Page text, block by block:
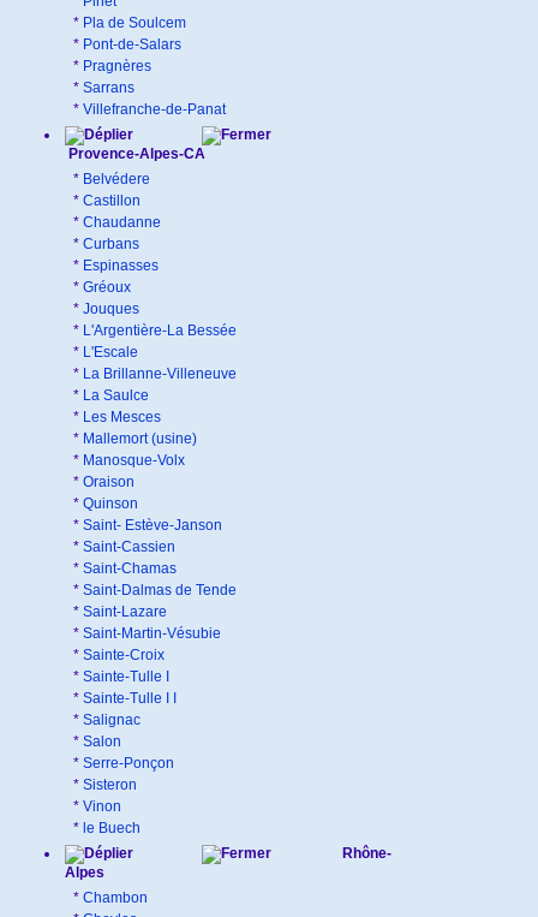
* Pla de Soulcem
* Pont-de-Salars
* Pragnères
* Sarrans
* Villefranche-de-Panat
Provence-Alpes-CA
* Belvédere
* Castillon
* Chaudanne
* Curbans
* Espinasses
* Gréoux
* Jouques
* L'Argentière-La Bessée
* L'Escale
* La Brillanne-Villeneuve
* La Saulce
* Les Mesces
* Mallemort (usine)
* Manosque-Volx
* Oraison
* Quinson
* Saint- Estève-Janson
* Saint-Cassien
* Saint-Chamas
* Saint-Dalmas de Tende
* Saint-Lazare
* Saint-Martin-Vésubie
* Sainte-Croix
* Sainte-Tulle I
* Sainte-Tulle I I
* Salignac
* Salon
* Serre-Ponçon
* Sisteron
* Vinon
* le Buech
Rhône-
Alpes
* Chambon